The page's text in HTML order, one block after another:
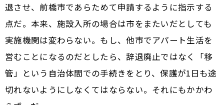
退させ、前橋市であらためて申請するように指示する
点だ。本来、施設入所の場合は市をまたいだとしても
実施機関は変わらない。もし、他市でアパート生活を
営むことになるのだとしたら、辞退廃止ではなく「移
管」という自治体間での手続きをとり、保護が1日も途
切れないようにしなくてはならない。それにもかかわ